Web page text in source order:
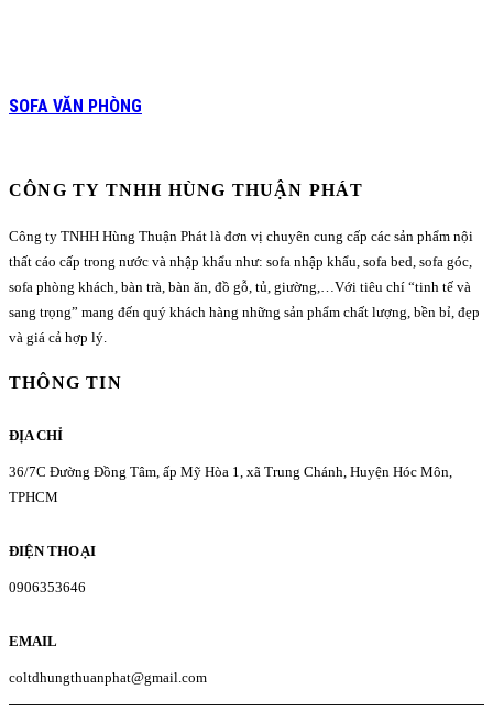
SOFA VĂN PHÒNG
CÔNG TY TNHH HÙNG THUẬN PHÁT
Công ty TNHH Hùng Thuận Phát là đơn vị chuyên cung cấp các sản phẩm nội
thất cáo cấp trong nước và nhập khẩu như: sofa nhập khẩu, sofa bed, sofa góc,
sofa phòng khách, bàn trà, bàn ăn, đồ gỗ, tủ, giường,…Với tiêu chí “tinh tế và
sang trọng” mang đến quý khách hàng những sản phẩm chất lượng, bền bỉ, đẹp
và giá cả hợp lý.
THÔNG TIN
ĐỊA CHỈ
36/7C Đường Đồng Tâm, ấp Mỹ Hòa 1, xã Trung Chánh, Huyện Hóc Môn,
TPHCM
ĐIỆN THOẠI
0906353646
EMAIL
coltdhungthuanphat@gmail.com